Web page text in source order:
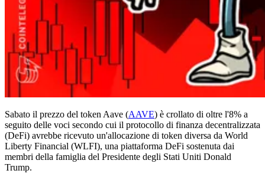
Sabato il prezzo del token Aave (AAVE) è crollato di oltre l'8% a
seguito delle voci secondo cui il protocollo di finanza decentralizzata
(DeFi) avrebbe ricevuto un'allocazione di token diversa da World
Liberty Financial (WLFI), una piattaforma DeFi sostenuta dai
membri della famiglia del Presidente degli Stati Uniti Donald
Trump.